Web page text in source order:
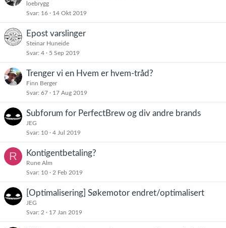
loebrygg
Svar 16 14 Okt 2019
Epost varslinger
Steinar Huneide
Svar 4 5 Sep 2019
Trenger vi en Hvem er hvem-tråd?
Finn Berger
Svar 67 17 Aug 2019
Subforum for PerfectBrew og div andre brands
JEG
Svar 10 4 Jul 2019
R Kontigentbetaling?
Rune Alm
Svar 10 2 Feb 2019
[Optimalisering] Søkemotor endret/optimalisert
JEG
Svar 2 17 Jan 2019